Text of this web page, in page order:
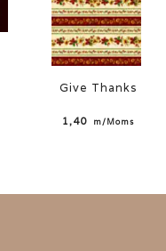
Give Thanks
1,40 m/Moms